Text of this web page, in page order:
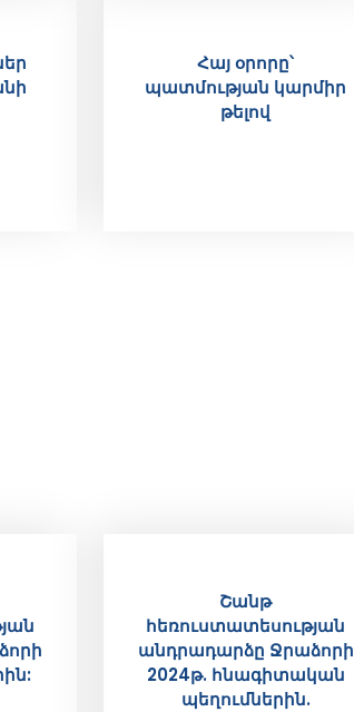
Հայ օրորը՝
պատմության կարմիր
թելով
Շանթ
հեռուստատեսության
անդրադարձը Ջրաձորի
2024թ. հնագիտական
պեղումներին.